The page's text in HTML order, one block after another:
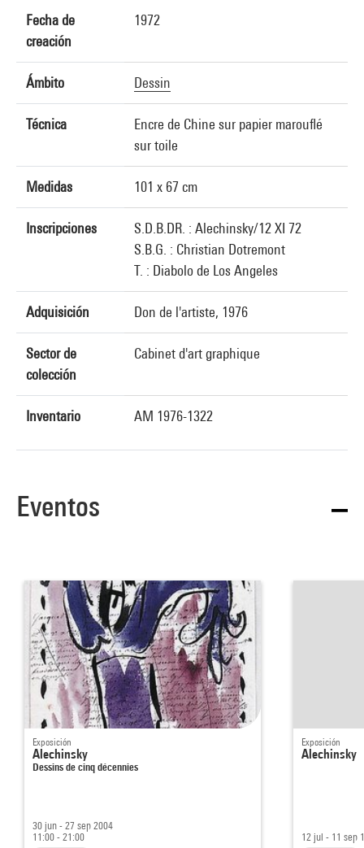
Fecha de
creación
1972
Ámbito Dessin
Técnica
Encre de Chine sur papier marouflé
sur toile
Medidas 101 x 67 cm
Inscripciones
S.D.B.DR. : Alechinsky/12 XI 72
S.B.G. : Christian Dotremont
T. : Diabolo de Los Angeles
Adquisición Don de l'artiste, 1976
Sector de
colección
Cabinet d'art graphique
Inventario AM 1976-1322
Eventos
Exposición
Alechinsky
Dessins de cinq décennies
30 jun - 27 sep 2004
11:00 - 21:00
Exposición
Alechinsky
12 jul - 11 sep